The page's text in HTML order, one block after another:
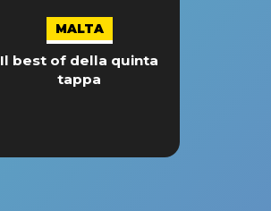
MALTA
Il best of della quinta
tappa